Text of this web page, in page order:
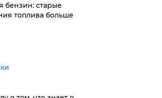
бензин: старые
топлива больше